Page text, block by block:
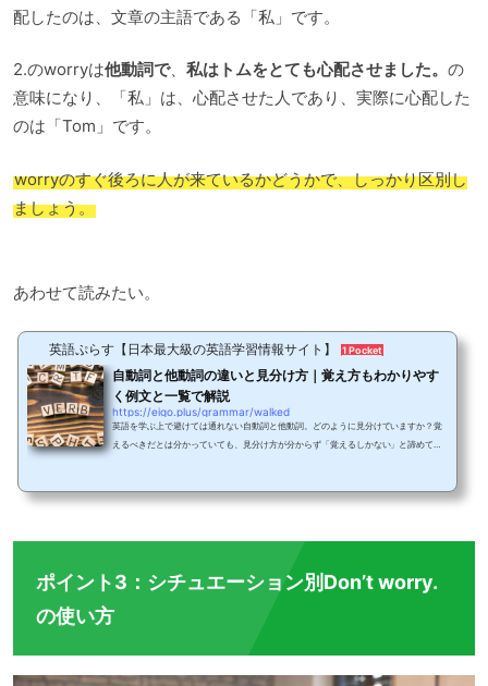
配したのは、文章の主語である「私」です。
2.のworryは他動詞で、 私はトムをとても心配させました。 の
意味になり、「私」は、心配させた人であり、実際に心配した
のは「Tom」です。
worryのすぐ後ろに人が来ているかどうかで、しっかり区別し
ましょう。
あわせて読みたい。
英語ぷらす【日本最大級の英語学習情報サイト】 1 Pocket
自動詞と他動詞の違いと見分け方｜覚え方もわかりやす
く例文と一覧で解説
https://eigo.plus/grammar/walked
英語を学ぶ上で避けては通れない自動詞と他動詞。どのように見分けていますか？覚
えるべきだとは分かっていても、見分け方が分からず「覚えるしかない」と諦めてい
すると、目的語はどこに入れる？前置詞は必要だっけ？と迷ってしまいがちです。今
ポイント3：シチュエーション別Don’t worry.
の使い方